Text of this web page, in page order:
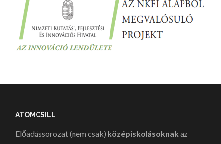
ATOMCSILL
Előadássorozat (nem csak) középiskolásoknak az